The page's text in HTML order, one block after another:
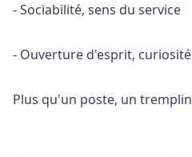
- Sociabilité, sens du service
- Ouverture d'esprit, curiosité
Plus qu'un poste, un tremplin